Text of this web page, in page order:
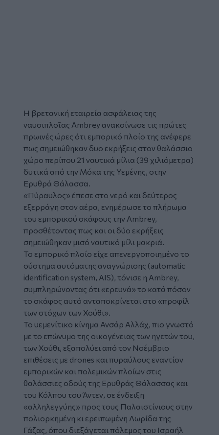
Η βρετανική εταιρεία ασφάλειας της
ναυσιπλοΐας Ambrey ανακοίνωσε τις πρώτες
πρωινές ώρες ότι εμπορικό πλοίο της ανέφερε
πως σημειώθηκαν δυο εκρήξεις στον θαλάσσιο
χώρο περίπου 21 ναυτικά μίλια (39 χιλιόμετρα)
δυτικά από την Μόκα της Υεμένης, στην
Ερυθρά Θάλασσα.
«Πύραυλος» έπεσε στο νερό και δεύτερος
εξερράγη στον αέρα, ενημέρωσε το πλήρωμα
του εμπορικού σκάφους την Ambrey,
προσθέτοντας πως και οι δύο εκρήξεις
σημειώθηκαν μισό ναυτικό μίλι μακριά.
Το εμπορικό πλοίο είχε απενεργοποιημένο το
σύστημα αυτόματης αναγνώρισης (automatic
identification system, AIS), τόνισε η Ambrey,
συμπληρώνοντας ότι «ερευνά» το κατά πόσον
το σκάφος αυτό ανταποκρίνεται στο «προφίλ
των στόχων των Χούθι».
Το υεμενίτικο κίνημα Ανσάρ Αλλάχ, πιο γνωστό
με το επώνυμο της οικογένειας των ηγετών του,
των Χούθι, εξαπολύει από τον Νοέμβριο
επιθέσεις με drones και πυραύλους εναντίον
εμπορικών και πολεμικών πλοίων στις
θαλάσσιες οδούς της Ερυθράς Θάλασσας και
του Κόλπου του Άντεν, σε ένδειξη
«αλληλεγγύης» προς τους Παλαιστίνιους στην
πολιορκημένη κι ερειπωμένη Λωρίδα της
Γάζας, όπου διεξάγεται πόλεμος του Ισραήλ